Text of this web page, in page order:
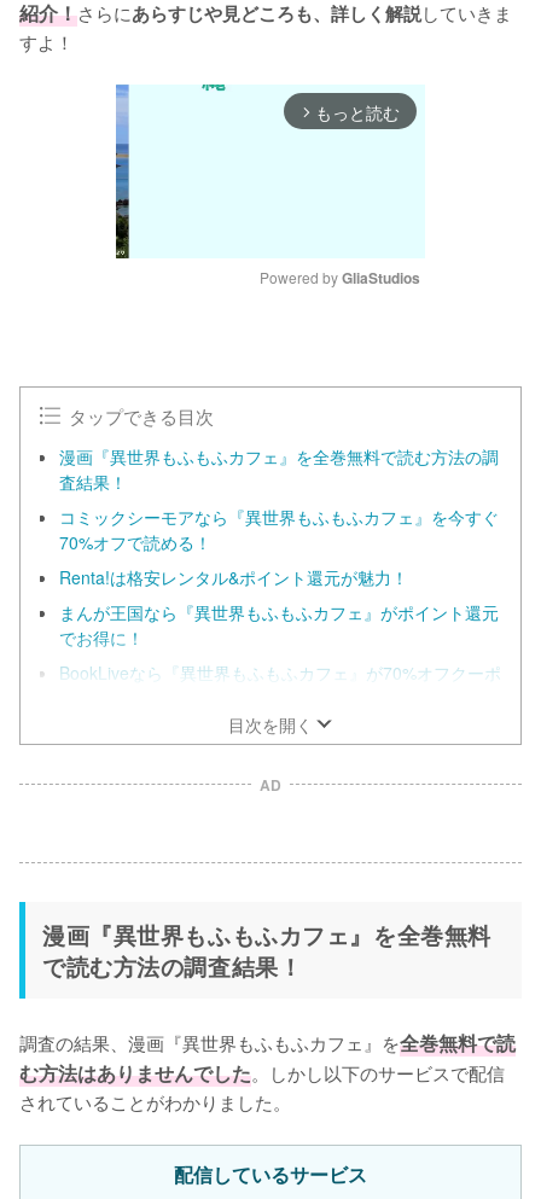
紹介！さらにあらすじや見どころも、詳しく解説していきま
すよ！
arrow_forward_ios もっと読む
Powered by GliaStudios
タップできる目次
漫画『異世界もふもふカフェ』を全巻無料で読む方法の調
査結果！
コミックシーモアなら『異世界もふもふカフェ』を今すぐ
70%オフで読める！
Renta!は格安レンタル&ポイント還元が魅力！
まんが王国なら『異世界もふもふカフェ』がポイント還元
でお得に！
BookLiveなら『異世界もふもふカフェ』が70%オフクーポ
目次を開く
AD
漫画『異世界もふもふカフェ』を全巻無料
で読む方法の調査結果！
調査の結果、漫画『異世界もふもふカフェ』を全巻無料で読
む方法はありませんでした。しかし以下のサービスで配信
されていることがわかりました。
配信しているサービス